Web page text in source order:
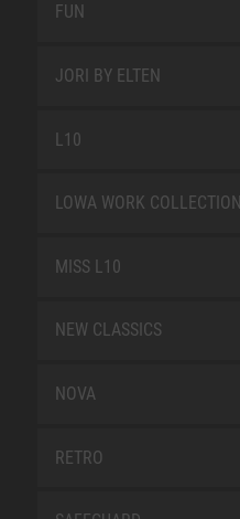
FUN
JORI BY ELTEN
L10
LOWA WORK COLLECTION
MISS L10
NEW CLASSICS
NOVA
RETRO